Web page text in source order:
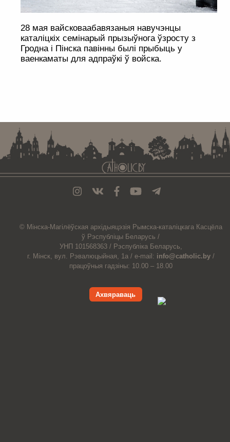
28 мая вайсковаабавязаныя навучэнцы
каталіцкіх семінарый прызыўнога ўзросту з
Гродна і Пінска павінны былі прыбыць у
ваенкаматы для адпраўкі ў войска.
© Мiнска-Магiлёўская архiдыяцэзiя Рымска-каталіцкага Касцёла
ў Рэспубліцы Беларусь /
УНП 101568363 / Рэспубліка Беларусь,
г. Мінск, вул. Рэвалюцыйная, 1а / e-mail: info@catholic.by /
працоўныя гадзіны: 10.00 – 18.00
Ахвяраваць